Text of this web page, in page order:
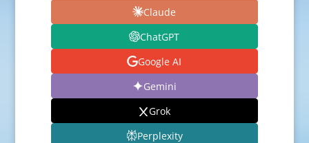
Claude
ChatGPT
Google AI
Gemini
Grok
Perplexity